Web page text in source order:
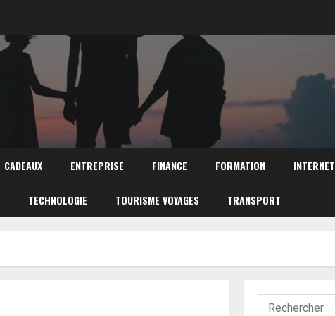
CADEAUX ENTREPRISE FINANCE FORMATION INTERNET
TECHNOLOGIE TOURISME VOYAGES TRANSPORT
Rechercher :